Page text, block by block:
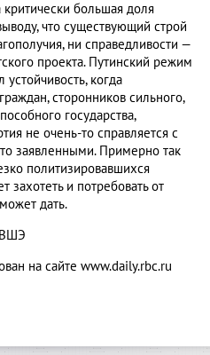
большая доля
что существующий строй
ни справедливости —
проекта. Путинский режим
когда
сторонников сильного,
государства,
не очень-то справляется с
заявленными. Примерно так
политизировавшихся
захотеть и потребовать от
дать.
ВШЭ
на сайте www.daily.rbc.ru